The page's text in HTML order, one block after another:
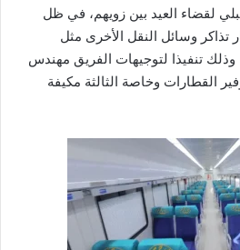
لقضاء العيد بين زويهم، في ظل
تذاكر وسائل النقل الأخرى مثل
وذلك تنفيذا لتوجيهات الفريق مهندس
القطارات وخاصة الثالثة مكيفة